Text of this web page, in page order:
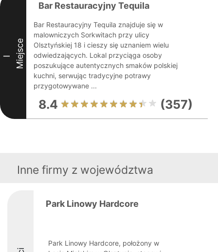
I Miejsce
Bar Restauracyjny Tequila
Bar Restauracyjny Tequila znajduje się w
malowniczych Sorkwitach przy ulicy
Olsztyńskiej 18 i cieszy się uznaniem wielu
odwiedzających. Lokal przyciąga osoby
poszukujące autentycznych smaków polskiej
kuchni, serwując tradycyjne potrawy
przygotowywane ...
8.4 (357)
Inne firmy z województwa
Park Linowy Hardcore
Park Linowy Hardcore, położony w